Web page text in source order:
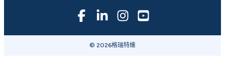
© 2026格瑞特維